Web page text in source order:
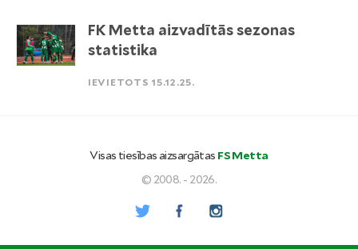
FK Metta aizvadītās sezonas
statistika
IEVIETOTS 15.12.25.
Visas tiesības aizsargātas FS Metta
© 2008. - 2026.